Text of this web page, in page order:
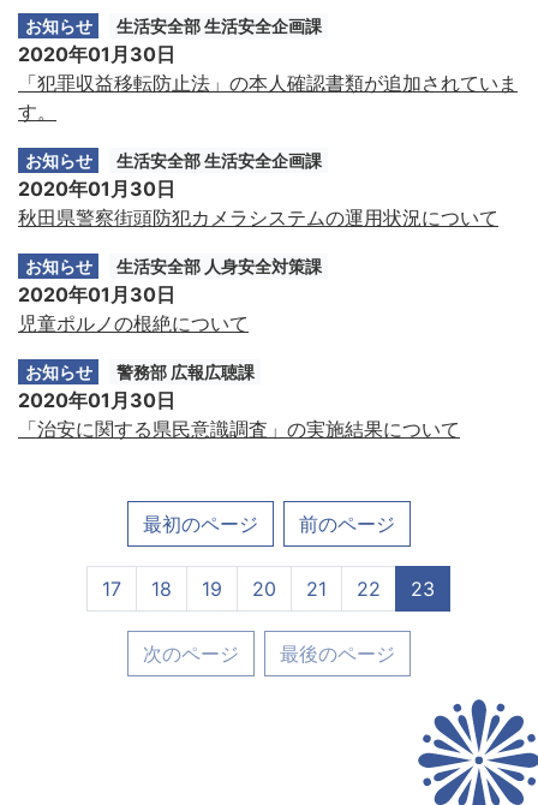
お知らせ 生活安全部 生活安全企画課
2020年01月30日
「犯罪収益移転防止法」の本人確認書類が追加されていま
す。
お知らせ 生活安全部 生活安全企画課
2020年01月30日
秋田県警察街頭防犯カメラシステムの運用状況について
お知らせ 生活安全部 人身安全対策課
2020年01月30日
児童ポルノの根絶について
お知らせ 警務部 広報広聴課
2020年01月30日
「治安に関する県民意識調査」の実施結果について
最初のページ 前のページ
17 18 19 20 21 22 23
次のページ 最後のページ